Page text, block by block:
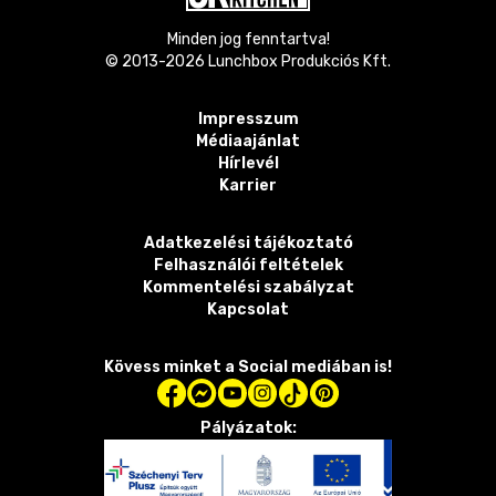
Minden jog fenntartva!
© 2013-2026 Lunchbox Produkciós Kft.
Impresszum
Médiaajánlat
Hírlevél
Karrier
Adatkezelési tájékoztató
Felhasználói feltételek
Kommentelési szabályzat
Kapcsolat
Kövess minket a Social mediában is!
Pályázatok: